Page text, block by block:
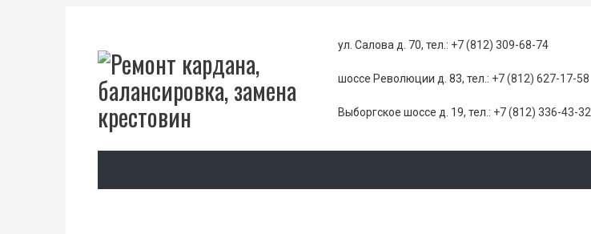
ул. Салова д. 70, тел.: +7 (812) 309-68-74
шоссе Революции д. 83, тел.: +7 (812) 627-17-58
Выборгское шоссе д. 19, тел.: +7 (812) 336-43-32